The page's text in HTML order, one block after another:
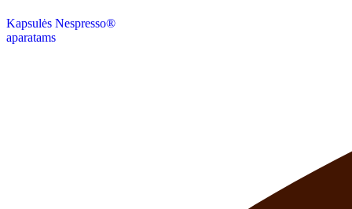
Kapsulės Nespresso®
aparatams